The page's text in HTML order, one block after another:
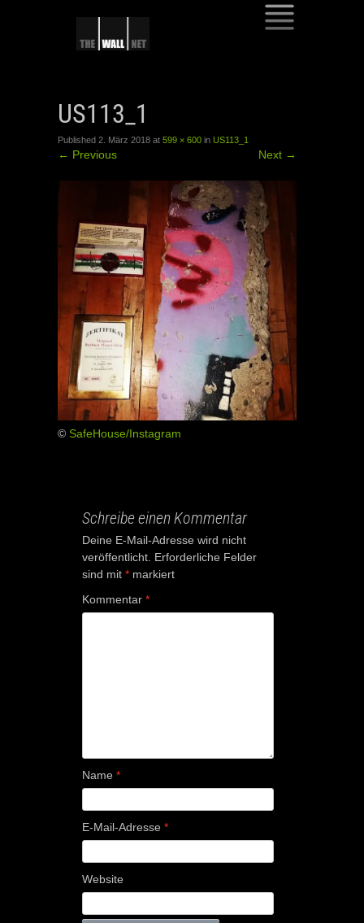
TO
CONTENT
US113_1
Published 2. März 2018 at 599 × 600 in US113_1
← Previous Next →
© SafeHouse/Instagram
Schreibe einen Kommentar
Deine E-Mail-Adresse wird nicht
veröffentlicht. Erforderliche Felder
sind mit * markiert
Kommentar *
Name *
E-Mail-Adresse *
Website